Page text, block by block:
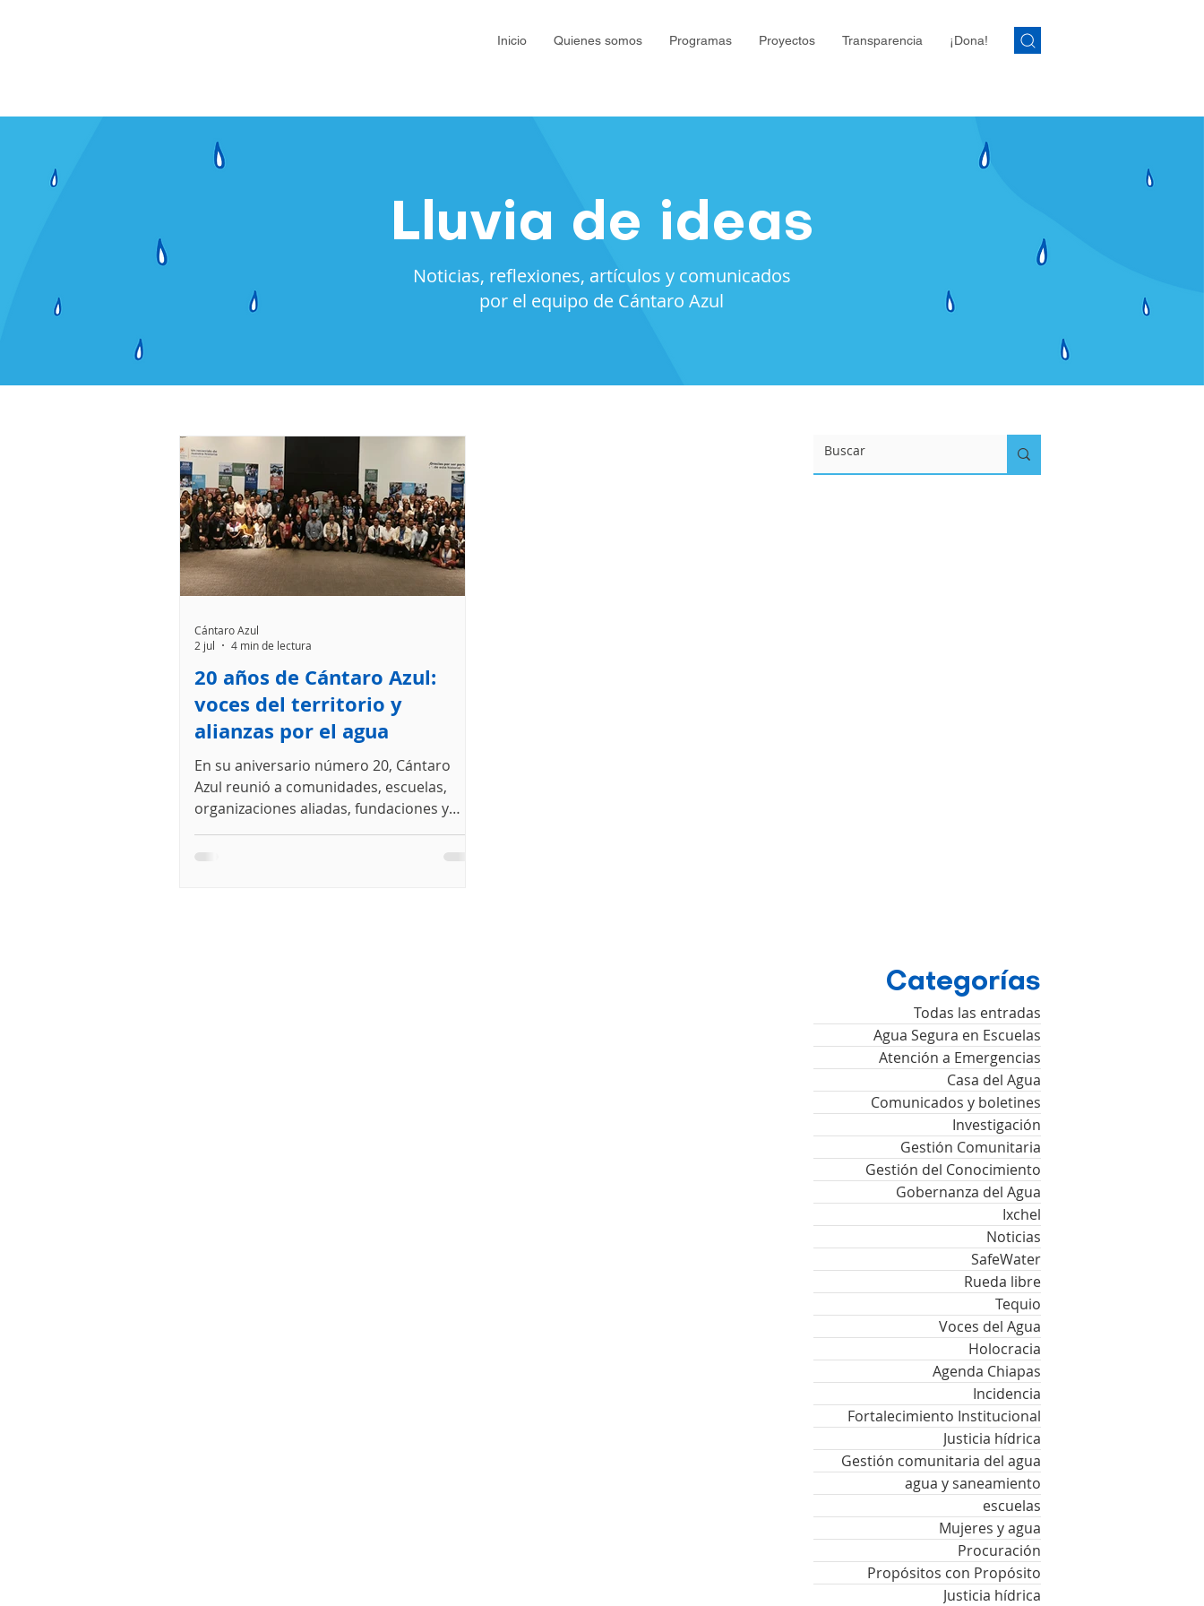
Inicio Quienes somos Programas Proyectos Transparencia ¡Dona!
Lluvia de ideas
Noticias, reflexiones, artículos y comunicados
por el equipo de Cántaro Azul
20 años de Cántaro Azul:
voces del territorio y
alianzas por el agua
En su aniversario número 20, Cántaro
Azul reunió a comunidades, escuelas,
organizaciones aliadas, fundaciones y
academia para escuchar voces del
territorio y reafirmar una convicción: la
Cántaro Azul
2 jul
4 min de lectura
Categorías
Todas las entradas
Agua Segura en Escuelas
Atención a Emergencias
Casa del Agua
Comunicados y boletines
Investigación
Gestión Comunitaria
Gestión del Conocimiento
Gobernanza del Agua
Ixchel
Noticias
SafeWater
Rueda libre
Tequio
Voces del Agua
Holocracia
Agenda Chiapas
Incidencia
Fortalecimiento Institucional
Justicia hídrica
Gestión comunitaria del agua
agua y saneamiento
escuelas
Mujeres y agua
Procuración
Propósitos con Propósito
Justicia hídrica